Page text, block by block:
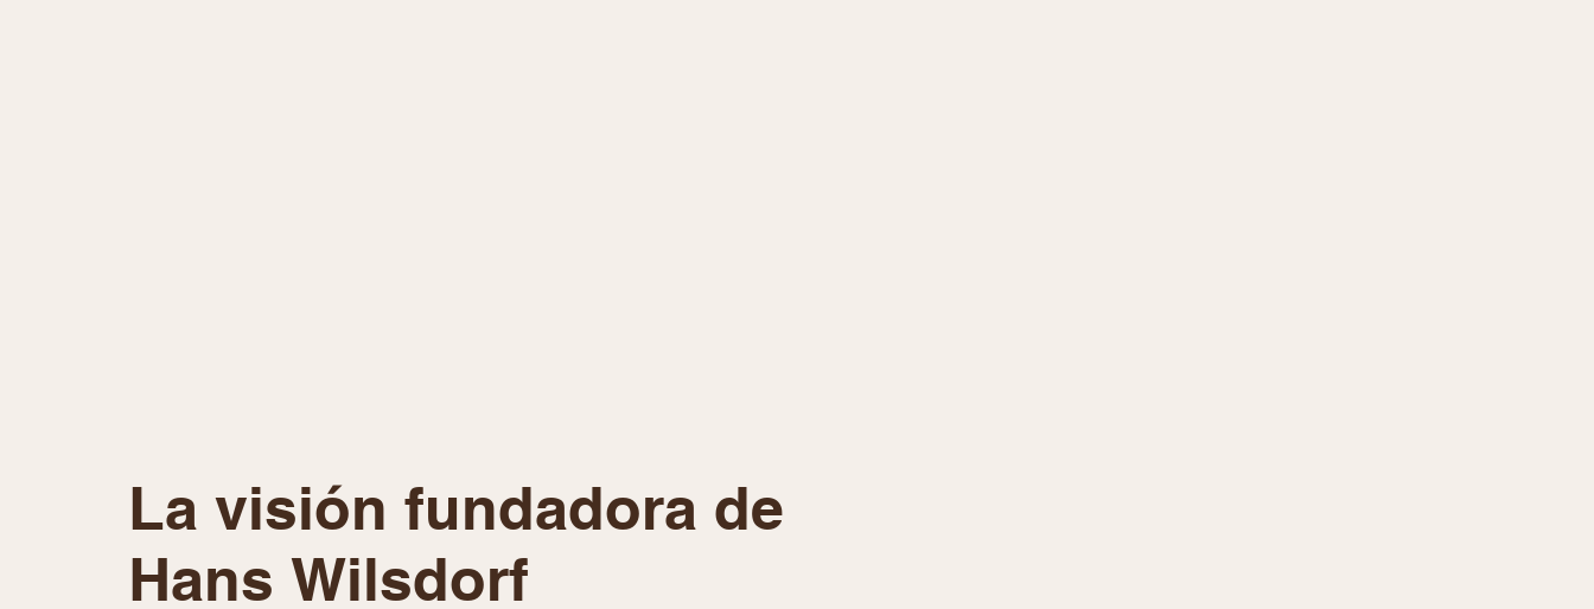
La visión fundadora de
Hans Wilsdorf